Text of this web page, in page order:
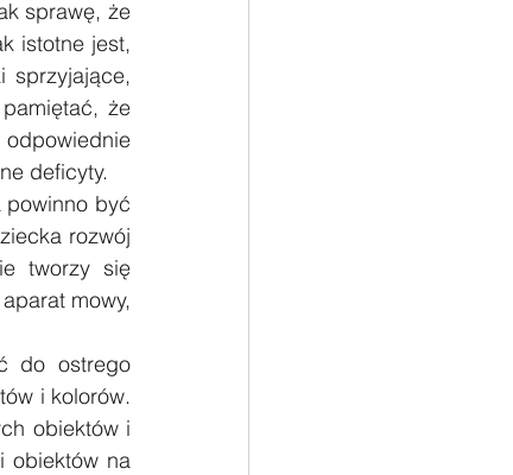
sprawę, że
istotne jest,
sprzyjające,
że
deficyty.
powinno być
rozwój
tworzy się
mowy,
do ostrego
i kolorów.
obiektów i
obiektów na